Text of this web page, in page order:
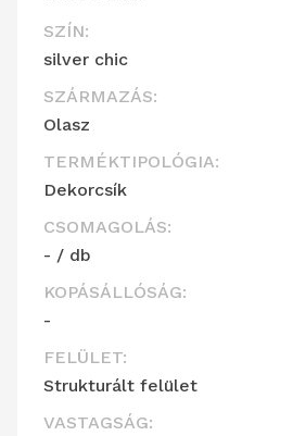
SZÍN:
silver chic
SZÁRMAZÁS:
Olasz
TERMÉKTIPOLÓGIA:
Dekorcsík
CSOMAGOLÁS:
- / db
KOPÁSÁLLÓSÁG:
-
FELÜLET:
Strukturált felület
VASTAGSÁG: